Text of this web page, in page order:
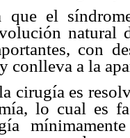
que el
natural
con
conlleva a la
cirugía es
lo cual es